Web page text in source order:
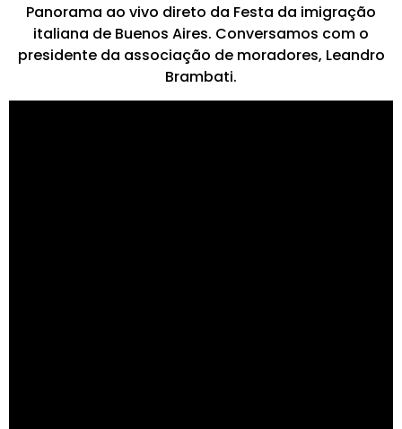
Panorama ao vivo direto da Festa da imigração
italiana de Buenos Aires. Conversamos com o
presidente da associação de moradores, Leandro
Brambati.